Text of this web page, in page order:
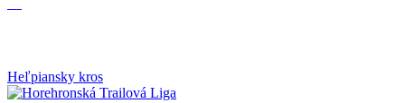
Heľpiansky kros